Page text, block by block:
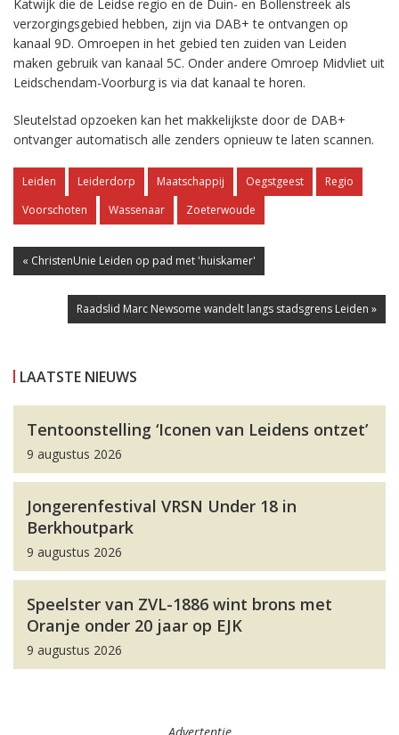
Katwijk die de Leidse regio en de Duin- en Bollenstreek als
verzorgingsgebied hebben, zijn via DAB+ te ontvangen op
kanaal 9D. Omroepen in het gebied ten zuiden van Leiden
maken gebruik van kanaal 5C. Onder andere Omroep Midvliet uit
Leidschendam-Voorburg is via dat kanaal te horen.
Sleutelstad opzoeken kan het makkelijkste door de DAB+
ontvanger automatisch alle zenders opnieuw te laten scannen.
Leiden Leiderdorp Maatschappij Oegstgeest
Regio
Voorschoten
Wassenaar Zoeterwoude
« ChristenUnie Leiden op pad met 'huiskamer'
Raadslid Marc Newsome wandelt langs stadsgrens Leiden »
LAATSTE NIEUWS
Tentoonstelling ‘Iconen van Leidens ontzet’
9 augustus 2026
Jongerenfestival VRSN Under 18 in
Berkhoutpark
9 augustus 2026
Speelster van ZVL-1886 wint brons met
Oranje onder 20 jaar op EJK
9 augustus 2026